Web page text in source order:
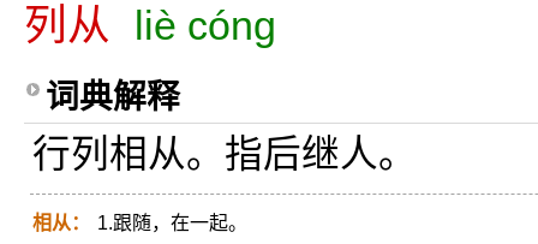
列从 liè cóng
词典解释
行列相从。指后继人。
相从：
1.跟随，在一起。